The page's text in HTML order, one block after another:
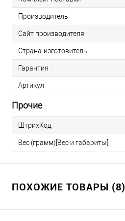
Производитель
Сайт производителя
Страна-изготовитель
Гарантия
Артикул
Прочие
ШтрихКод
Вес (грамм)[Вес и габариты]
ПОХОЖИЕ ТОВАРЫ (8)